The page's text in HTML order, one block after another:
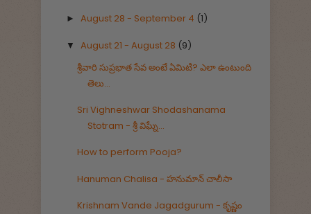
► August 28 - September 4 (1)
▼ August 21 - August 28 (9)
శ్రీవారి సుప్రభాత సేవ అంటే ఏమిటి? ఎలా ఉంటుంది
తెలు...
Sri Vighneshwar Shodashanama
Stotram - శ్రీ విఘ్నే...
How to perform Pooja?
Hanuman Chalisa - హనుమాన్ చాలీసా
Krishnam Vande Jagadgurum - కృష్ణం